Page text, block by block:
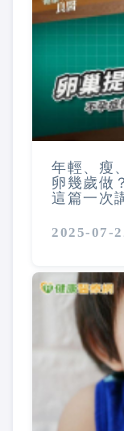
年輕、瘦
卵幾歲做
這篇一次
2025-07-